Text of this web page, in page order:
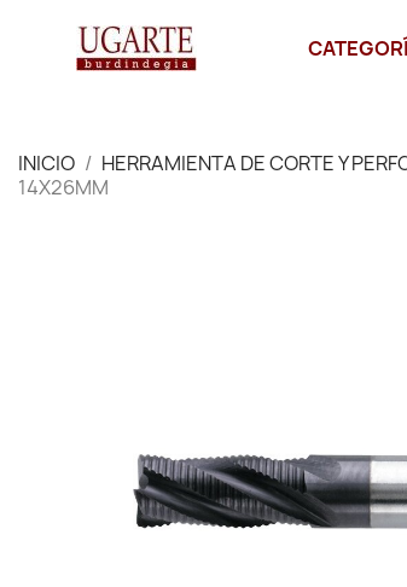
INICIO HERRAMIENTA DE CORTE Y
14X26MM